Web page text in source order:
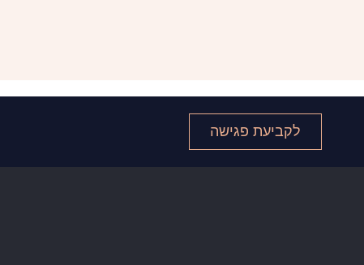
לקביעת פגישה